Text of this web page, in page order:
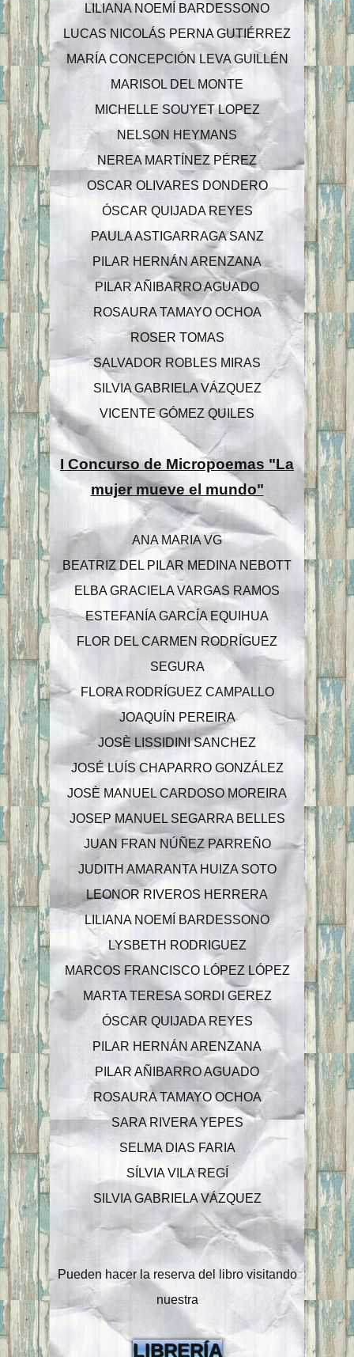
LILIANA NOEMÍ BARDESSONO
LUCAS NICOLÁS PERNA GUTIÉRREZ
MARÍA CONCEPCIÓN LEVA GUILLÉN
MARISOL DEL MONTE
MICHELLE SOUYET LOPEZ
NELSON HEYMANS
NEREA MARTÍNEZ PÉREZ
OSCAR OLIVARES DONDERO
ÓSCAR QUIJADA REYES
PAULA ASTIGARRAGA SANZ
PILAR HERNÁN ARENZANA
PILAR AÑIBARRO AGUADO
ROSAURA TAMAYO OCHOA
ROSER TOMAS
SALVADOR ROBLES MIRAS
SILVIA GABRIELA VÁZQUEZ
VICENTE GÓMEZ QUILES
I Concurso de Micropoemas "La
mujer mueve el mundo"
ANA MARIA VG
BEATRIZ DEL PILAR MEDINA NEBOTT
ELBA GRACIELA VARGAS RAMOS
ESTEFANÍA GARCÍA EQUIHUA
FLOR DEL CARMEN RODRÍGUEZ
SEGURA
FLORA RODRÍGUEZ CAMPALLO
JOAQUÍN PEREIRA
JOSÈ LISSIDINI SANCHEZ
JOSÉ LUÍS CHAPARRO GONZÁLEZ
JOSÈ MANUEL CARDOSO MOREIRA
JOSEP MANUEL SEGARRA BELLES
JUAN FRAN NÚÑEZ PARREÑO
JUDITH AMARANTA HUIZA SOTO
LEONOR RIVEROS HERRERA
LILIANA NOEMÍ BARDESSONO
LYSBETH RODRIGUEZ
MARCOS FRANCISCO LÓPEZ LÓPEZ
MARTA TERESA SORDI GEREZ
ÓSCAR QUIJADA REYES
PILAR HERNÁN ARENZANA
PILAR AÑIBARRO AGUADO
ROSAURA TAMAYO OCHOA
SARA RIVERA YEPES
SELMA DIAS FARIA
SÍLVIA VILA REGÍ
SILVIA GABRIELA VÁZQUEZ
Pueden hacer la reserva del libro visitando
nuestra
LIBRERÍA